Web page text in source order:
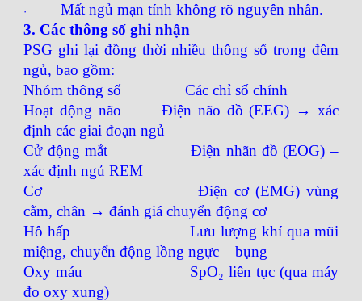
·
Mất ngủ mạn tính không rõ nguyên nhân.
3. Các thông số ghi nhận
PSG ghi lại đồng thời nhiều thông số trong đêm
ngủ, bao gồm:
Nhóm thông số
Các chỉ số chính
Hoạt động não
Điện não đồ (EEG) → xác
định các giai đoạn ngủ
Cử động mắt
Điện nhãn đồ (EOG) –
xác định ngủ REM
Cơ
Điện cơ (EMG) vùng
cằm, chân → đánh giá chuyển động cơ
Hô hấp
Lưu lượng khí qua mũi
miệng, chuyển động lồng ngực – bụng
Oxy máu
SpO₂ liên tục (qua máy
đo oxy xung)